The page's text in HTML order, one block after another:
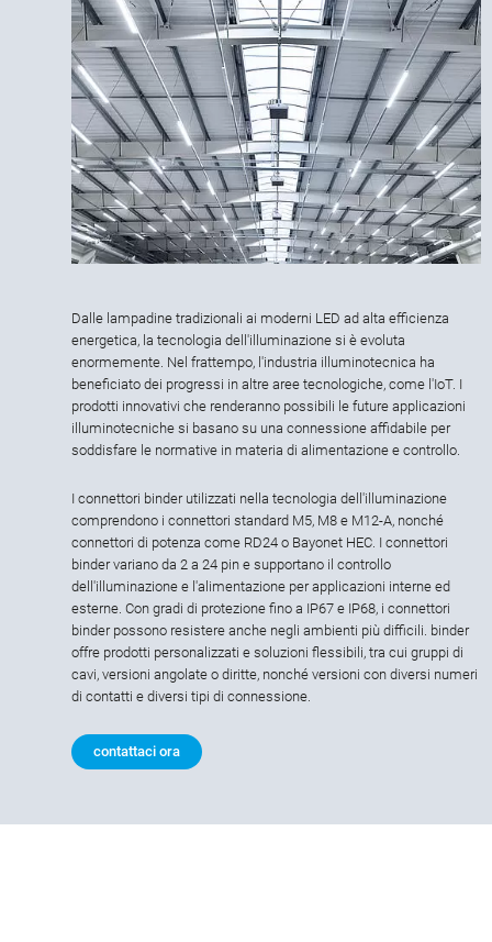
Dalle lampadine tradizionali ai moderni LED ad alta efficienza
energetica, la tecnologia dell'illuminazione si è evoluta
enormemente. Nel frattempo, l'industria illuminotecnica ha
beneficiato dei progressi in altre aree tecnologiche, come l'IoT. I
prodotti innovativi che renderanno possibili le future applicazioni
illuminotecniche si basano su una connessione affidabile per
soddisfare le normative in materia di alimentazione e controllo.
I connettori binder utilizzati nella tecnologia dell'illuminazione
comprendono i connettori standard M5, M8 e M12-A, nonché
connettori di potenza come RD24 o Bayonet HEC. I connettori
binder variano da 2 a 24 pin e supportano il controllo
dell'illuminazione e l'alimentazione per applicazioni interne ed
esterne. Con gradi di protezione fino a IP67 e IP68, i connettori
binder possono resistere anche negli ambienti più difficili. binder
offre prodotti personalizzati e soluzioni flessibili, tra cui gruppi di
cavi, versioni angolate o diritte, nonché versioni con diversi numeri
di contatti e diversi tipi di connessione.
contattaci ora